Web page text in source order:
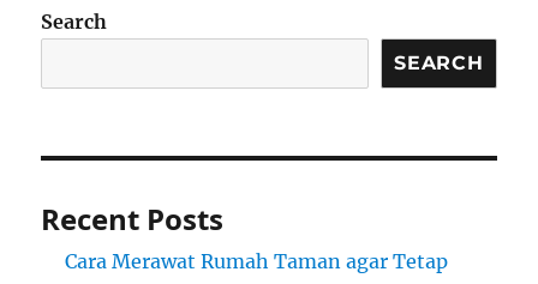
Search
SEARCH
Recent Posts
Cara Merawat Rumah Taman agar Tetap